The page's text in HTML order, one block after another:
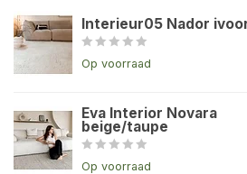
Interieur05 Nador
Op voorraad
Eva Interior Novara
beige/taupe
Op voorraad